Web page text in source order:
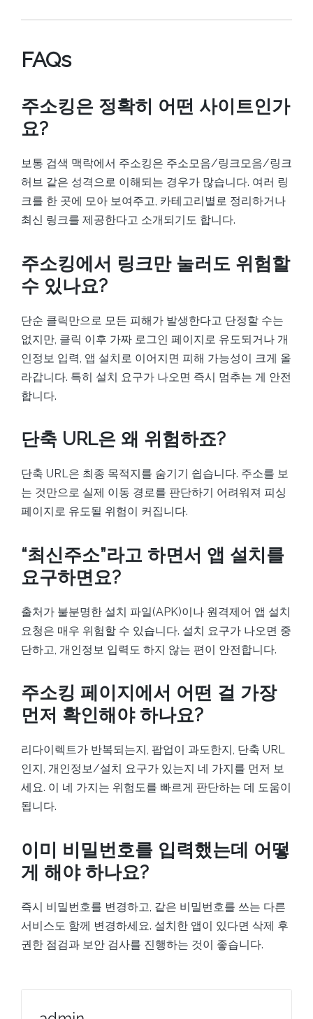
FAQs
주소킹은 정확히 어떤 사이트인가
요?
보통 검색 맥락에서 주소킹은 주소모음/링크모음/링크
허브 같은 성격으로 이해되는 경우가 많습니다. 여러 링
크를 한 곳에 모아 보여주고, 카테고리별로 정리하거나
최신 링크를 제공한다고 소개되기도 합니다.
주소킹에서 링크만 눌러도 위험할
수 있나요?
단순 클릭만으로 모든 피해가 발생한다고 단정할 수는
없지만, 클릭 이후 가짜 로그인 페이지로 유도되거나 개
인정보 입력, 앱 설치로 이어지면 피해 가능성이 크게 올
라갑니다. 특히 설치 요구가 나오면 즉시 멈추는 게 안전
합니다.
단축 URL은 왜 위험하죠?
단축 URL은 최종 목적지를 숨기기 쉽습니다. 주소를 보
는 것만으로 실제 이동 경로를 판단하기 어려워져 피싱
페이지로 유도될 위험이 커집니다.
“최신주소”라고 하면서 앱 설치를
요구하면요?
출처가 불분명한 설치 파일(APK)이나 원격제어 앱 설치
요청은 매우 위험할 수 있습니다. 설치 요구가 나오면 중
단하고, 개인정보 입력도 하지 않는 편이 안전합니다.
주소킹 페이지에서 어떤 걸 가장
먼저 확인해야 하나요?
리다이렉트가 반복되는지, 팝업이 과도한지, 단축 URL
인지, 개인정보/설치 요구가 있는지 네 가지를 먼저 보
세요. 이 네 가지는 위험도를 빠르게 판단하는 데 도움이
됩니다.
이미 비밀번호를 입력했는데 어떻
게 해야 하나요?
즉시 비밀번호를 변경하고, 같은 비밀번호를 쓰는 다른
서비스도 함께 변경하세요. 설치한 앱이 있다면 삭제 후
권한 점검과 보안 검사를 진행하는 것이 좋습니다.